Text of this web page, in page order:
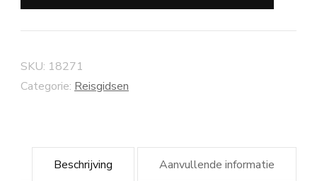
SKU: 18271
Categorie: Reisgidsen
Beschrijving Aanvullende informatie